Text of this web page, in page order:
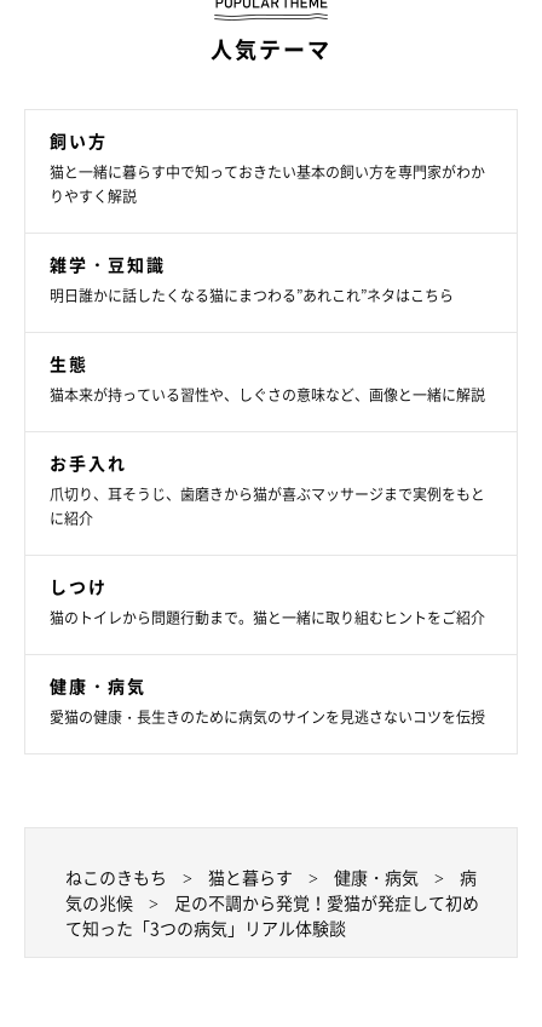
飼い主さんの体験談「捻挫かと思いきや知らない病名で
「遊んでいたときに階段の手すりから落下、そのときは平気そう
でしたが、翌日に右後ろ足を引きずっていたので受診。捻挫を疑
いましたが、診断名は『大腿骨頭すべり症』という思いがけない
ろ足をかばうような様子が見られましたが、現在は妹猫と元気に
走り回っている愛猫。今後は左後ろ足にも症状が出る可能性があ
さん）
猫にはあまり多く見られない病気のなかには、健康診断だけでは
見つけにくいものもあります。日ごろから愛猫の健康状態を把握
し、ふだんと違う様子や異変が見られたら、すぐに動物病院を受
診しましょう。
お話を伺った先生／山本宗伸先生（獣医師 猫専門病院 Tokyo Cat
文／宮下早希
※記事と写真に関連性がない場合もあります。
人気テーマ
飼い方
猫と一緒に暮らす中で知っておきたい基本の飼い方を専門家がわか
りやすく解説
雑学・豆知識
明日誰かに話したくなる猫にまつわる”あれこれ”ネタはこちら
生態
猫本来が持っている習性や、しぐさの意味など、画像と一緒に解説
お手入れ
爪切り、耳そうじ、歯磨きから猫が喜ぶマッサージまで実例をもと
に紹介
しつけ
猫のトイレから問題行動まで。猫と一緒に取り組むヒントをご紹介
健康・病気
愛猫の健康・長生きのために病気のサインを見逃さないコツを伝授
ねこのきもち 猫と暮らす 健康・病気
病
気の兆候
足の不調から発覚！愛猫が発症して初め
て知った「3つの病気」リアル体験談